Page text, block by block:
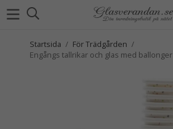
Startsida / För Trädgården /
Engångs tallrikar och glas med ballonger